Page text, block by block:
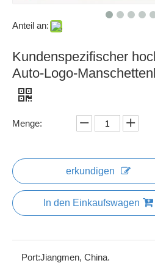
Anteil an:
Kundenspezifischer
Auto-Logo-
Menge:
erkundigen
In den Einkaufswagen
Port:Jiangmen, China.